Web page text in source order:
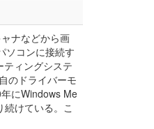
ナなどから画
ソコンに接続す
ィングシステ
のドライバーモ
にWindows Me
けている。こ